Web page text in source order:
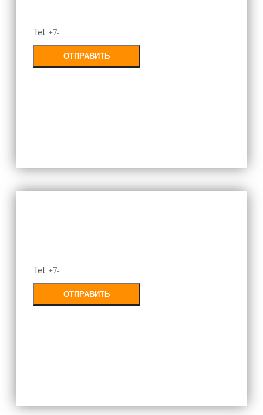
Tel
ОТПРАВИТЬ
Tel
ОТПРАВИТЬ